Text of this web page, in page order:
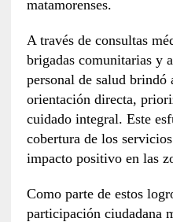
matamorenses.
A través de consultas
brigadas comunitarias y
personal de salud brindó
orientación directa,
cuidado integral. Este
cobertura de los
impacto positivo en las
Como parte de estos
participación ciudadana